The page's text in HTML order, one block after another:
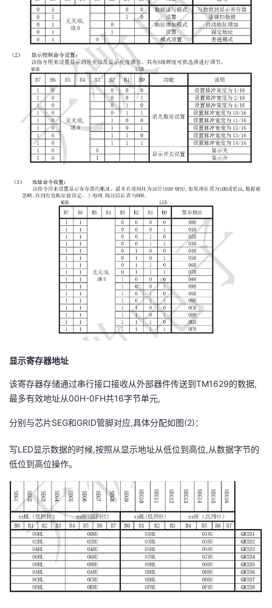
显示寄存器地址
该寄存器存储通过串行接口接收从外部器件传送到TM1629的数据,
最多有效地址从00H-0FH共16字节单元,
分别与芯片SEG和GRID管脚对应,具体分配如图(2)：
写LED显示数据的时候,按照从显示地址从低位到高位,从数据字节的
低位到高位操作。